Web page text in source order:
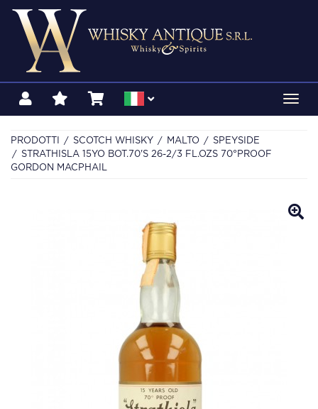
PRODOTTI SCOTCH WHISKY MALTO
SPEYSIDE
STRATHISLA 15YO BOT.70'S 26-2/3 FL.OZS 70°PROOF
GORDON MACPHAIL